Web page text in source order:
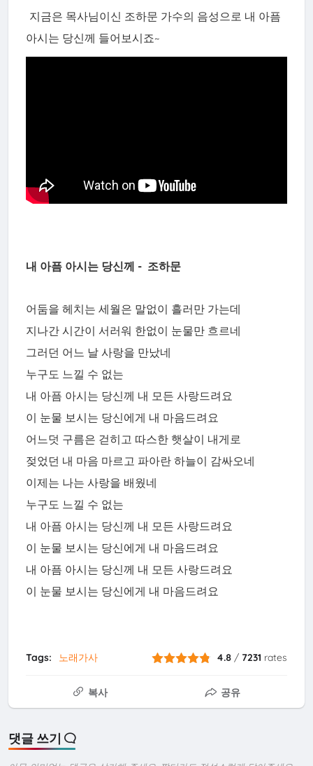
지금은 목사님이신 조하문 가수의 음성으로 내 아픔
아시는 당신께 들어보시죠~
내 아픔 아시는 당신께 - 조하문
어둠을 헤치는 세월은 말없이 흘러만 가는데
지나간 시간이 서러워 한없이 눈물만 흐르네
그러던 어느 날 사랑을 만났네
누구도 느낄 수 없는
내 아픔 아시는 당신께 내 모든 사랑드려요
이 눈물 보시는 당신에게 내 마음드려요
어느덧 구름은 걷히고 따스한 햇살이 내게로
젖었던 내 마음 마르고 파아란 하늘이 감싸오네
이제는 나는 사랑을 배웠네
누구도 느낄 수 없는
내 아픔 아시는 당신께 내 모든 사랑드려요
이 눈물 보시는 당신에게 내 마음드려요
내 아픔 아시는 당신께 내 모든 사랑드려요
이 눈물 보시는 당신에게 내 마음드려요
Tags: 노래가사 4.8 / 7231 rates
복사 공유
댓글 쓰기